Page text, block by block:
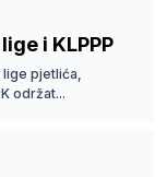
i KLPPP
pjetlića,
održat...